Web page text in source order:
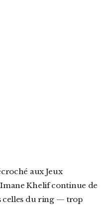
aux Jeux
Imane Khelif continue de
celles du ring — trop